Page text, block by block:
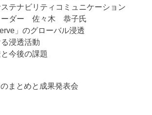
テナビリティコミュニケーション
ーダー 佐々木 恭子氏
」のグローバル浸透
浸透活動
今後の課題
まとめと成果発表会